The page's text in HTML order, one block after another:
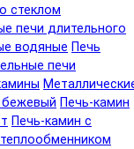
стеклом
печи длительного
водяные Печь
печи
бежевый Печь-камин
Печь-камин с